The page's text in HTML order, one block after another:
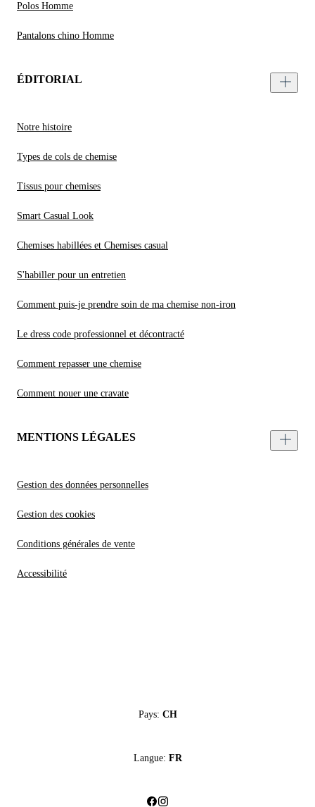
Polos Homme
Pantalons chino Homme
ÉDITORIAL
Notre histoire
Types de cols de chemise
Tissus pour chemises
Smart Casual Look
Chemises habillées et Chemises casual
S'habiller pour un entretien
Comment puis-je prendre soin de ma chemise non-iron
Le dress code professionnel et décontracté
Comment repasser une chemise
Comment nouer une cravate
MENTIONS LÉGALES
Gestion des données personnelles
Gestion des cookies
Conditions générales de vente
Accessibilité
Pays: CH
Langue: FR